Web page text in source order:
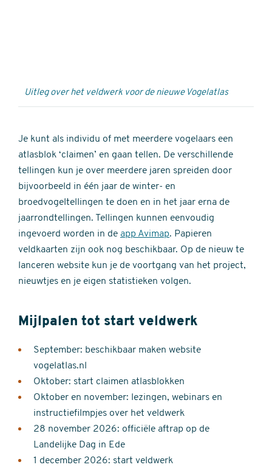
Uitleg over het veldwerk voor de nieuwe Vogelatlas
Je kunt als individu of met meerdere vogelaars een
atlasblok ‘claimen’ en gaan tellen. De verschillende
tellingen kun je over meerdere jaren spreiden door
bijvoorbeeld in één jaar de winter- en
broedvogeltellingen te doen en in het jaar erna de
jaarrondtellingen. Tellingen kunnen eenvoudig
ingevoerd worden in de app Avimap. Papieren
veldkaarten zijn ook nog beschikbaar. Op de nieuw te
lanceren website kun je de voortgang van het project,
nieuwtjes en je eigen statistieken volgen.
Mijlpalen tot start veldwerk
September: beschikbaar maken website
vogelatlas.nl
Oktober: start claimen atlasblokken
Oktober en november: lezingen, webinars en
instructiefilmpjes over het veldwerk
28 november 2026: officiële aftrap op de
Landelijke Dag in Ede
1 december 2026: start veldwerk